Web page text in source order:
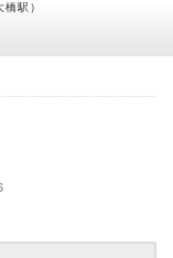
駅）